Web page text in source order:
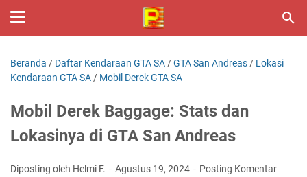
Beranda / Daftar Kendaraan GTA SA /GTA San Andreas / Lokasi
Kendaraan GTA SA / Mobil Derek GTA SA
Mobil Derek Baggage: Stats dan
Lokasinya di GTA San Andreas
Diposting oleh Helmi F. Agustus 19, 2024 Posting Komentar